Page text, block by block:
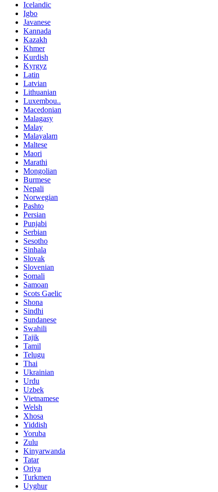
Icelandic
Igbo
Javanese
Kannada
Kazakh
Khmer
Kurdish
Kyrgyz
Latin
Latvian
Lithuanian
Luxembou..
Macedonian
Malagasy
Malay
Malayalam
Maltese
Maori
Marathi
Mongolian
Burmese
Nepali
Norwegian
Pashto
Persian
Punjabi
Serbian
Sesotho
Sinhala
Slovak
Slovenian
Somali
Samoan
Scots Gaelic
Shona
Sindhi
Sundanese
Swahili
Tajik
Tamil
Telugu
Thai
Ukrainian
Urdu
Uzbek
Vietnamese
Welsh
Xhosa
Yiddish
Yoruba
Zulu
Kinyarwanda
Tatar
Oriya
Turkmen
Uyghur